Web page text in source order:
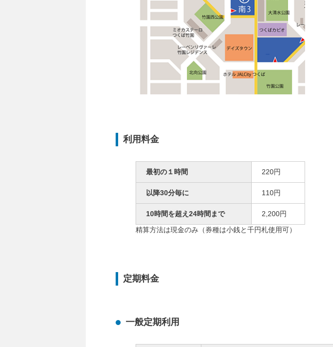
利用料金
最初の１時間 220円
以降30分毎に 110円
10時間を超え24時間まで
2,200円
精算方法は現金のみ（券種は小銭と千円札使用可）
定期料金
一般定期利用